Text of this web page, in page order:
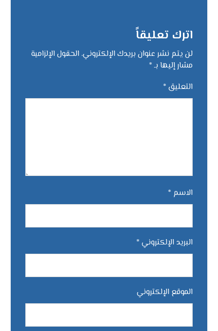
اترك تعليقاً
لن يتم نشر عنوان بريدك الإلكتروني. الحقول الإلزامية
مشار إليها بـ*
التعليق *
الاسم *
البريد الإلكتروني *
الموقع الإلكتروني